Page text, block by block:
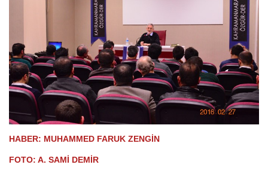
HABER: MUHAMMED FARUK ZENGİN
FOTO: A. SAMİ DEMİR